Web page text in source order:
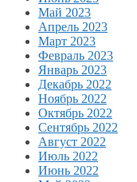
Май 2023
Апрель 2023
Март 2023
Февраль 2023
Январь 2023
Декабрь 2022
Ноябрь 2022
Октябрь 2022
Сентябрь 2022
Август 2022
Июль 2022
Июнь 2022